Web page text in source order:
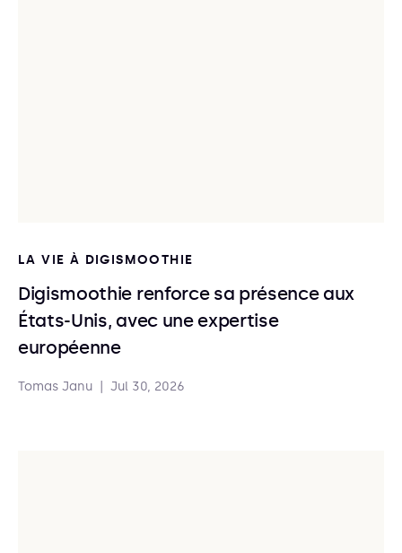
LA VIE À DIGISMOOTHIE
Digismoothie renforce sa présence aux
États-Unis, avec une expertise
européenne
Tomas Janu Jul 30, 2026